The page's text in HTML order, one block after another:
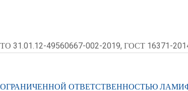
ТО 31.01.12-49560667-002-2019, ГОСТ 16371-
ОТВЕТСТВЕННОСТЬЮ